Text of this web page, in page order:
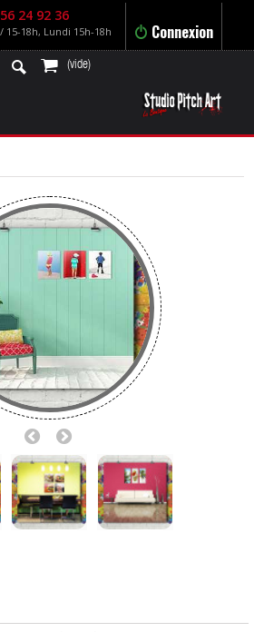
Connexion
24 92 36
15-18h, Lundi 15h-18h
(vide)